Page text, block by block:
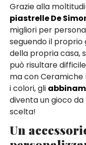
Grazie alla
piastrelle De
migliori per
seguendo il
della propria casa,
può risultare
ma con Ceramiche
i colori, gli
diventa un gioco
scelta!
Un